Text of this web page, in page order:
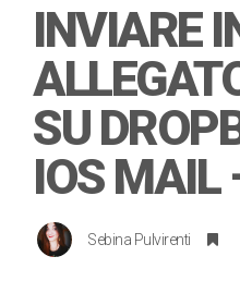
INVIARE
SU
IOS MAIL
Sebina Pulvirenti